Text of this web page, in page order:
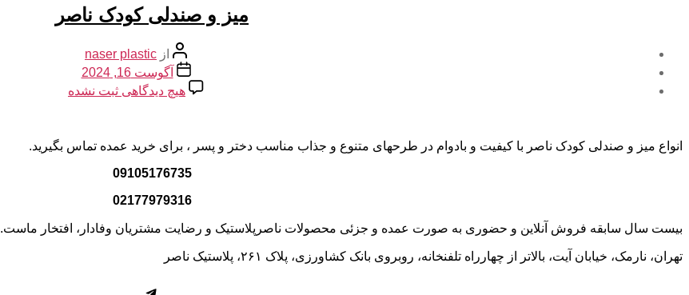
میز و صندلی کودک ناصر
نویسنده
نوشته
از naser plastic
تاریخ
نوشته
آگوست 16, 2024
هیچ دیدگاهی برای
کودک
ثبت نشده
انواع میز و صندلی کودک ناصر با کیفیت و بادوام در طرحهای متنوع و جذاب مناسب دختر و پسر ، برای خرید عمده تماس بگیرید.
09105176735
02177979316
بیست سال سابقه فروش آنلاین و حضوری به صورت عمده و جزئی محصولات ناصرپلاستیک و رضایت مشتریان وفادار، افتخار ماست.
تهران، نارمک، خیابان آیت، بالاتر از چهارراه تلفنخانه، روبروی بانک کشاورزی، پلاک ۲۶۱، پلاستیک ناصر